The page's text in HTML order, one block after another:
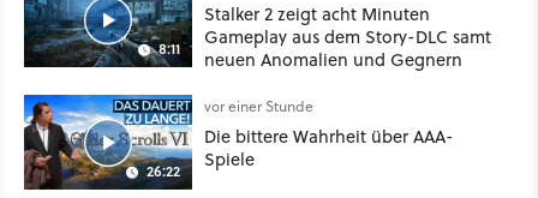
8:11
Stalker 2 zeigt acht Minuten
Gameplay aus dem Story-DLC samt
neuen Anomalien und Gegnern
26:22
vor einer Stunde
Die bittere Wahrheit über AAA-
Spiele